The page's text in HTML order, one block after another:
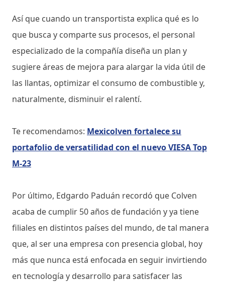
Así que cuando un transportista explica qué es lo
que busca y comparte sus procesos, el personal
especializado de la compañía diseña un plan y
sugiere áreas de mejora para alargar la vida útil de
las llantas, optimizar el consumo de combustible y,
naturalmente, disminuir el ralentí.
Te recomendamos: Mexicolven fortalece su
portafolio de versatilidad con el nuevo VIESA Top
M-23
Por último, Edgardo Paduán recordó que Colven
acaba de cumplir 50 años de fundación y ya tiene
filiales en distintos países del mundo, de tal manera
que, al ser una empresa con presencia global, hoy
más que nunca está enfocada en seguir invirtiendo
en tecnología y desarrollo para satisfacer las